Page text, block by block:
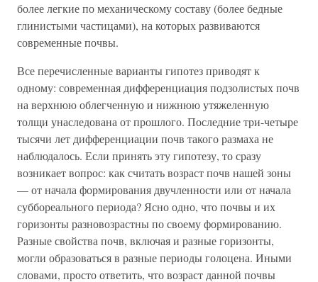
более легкие по механическому составу (более бедные
глинистыми частицами), на которых развиваются
современные почвы.
Все перечисленные варианты гипотез приводят к
одному: современная дифференциация подзолистых почв
на верхнюю облегченную и нижнюю утяжеленную
толщи унаследована от прошлого. Последние три-четыре
тысячи лет дифференциации почв такого размаха не
наблюдалось. Если принять эту гипотезу, то сразу
возникает вопрос: как считать возраст почв нашей зоны
— от начала формирования двучленности или от начала
суббореального периода? Ясно одно, что почвы и их
горизонты разновозрастны по своему формированию.
Разные свойства почв, включая и разные горизонты,
могли образоваться в разные периоды голоцена. Иными
словами, просто ответить, что возраст данной почвы